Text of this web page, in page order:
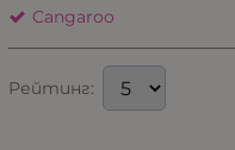
Cangaroo
Рейтинг: